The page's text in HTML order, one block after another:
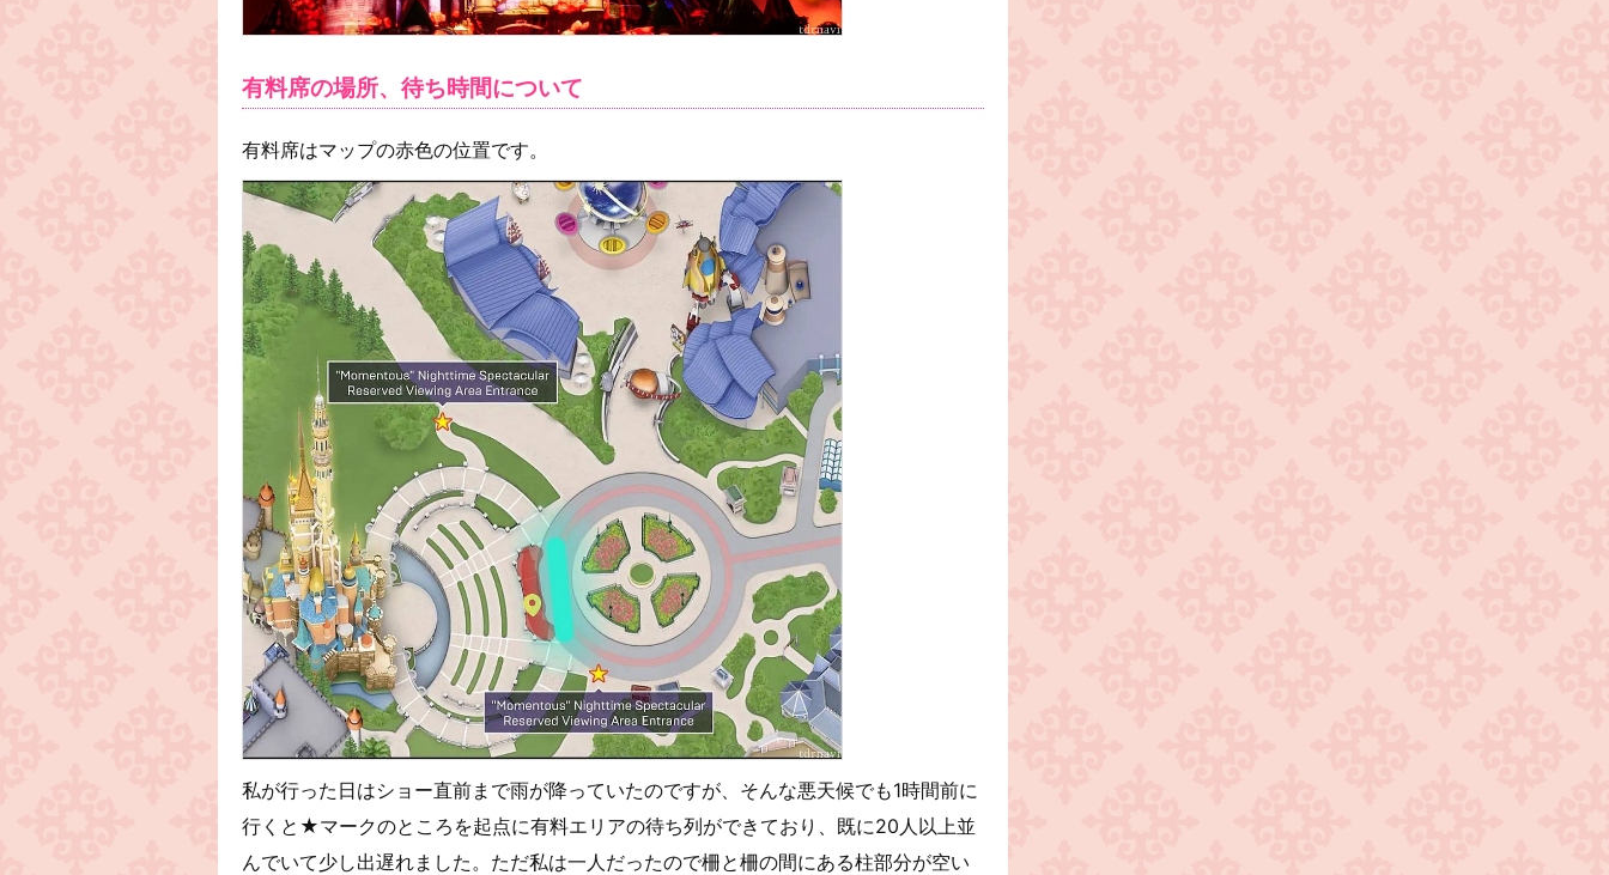
有料席の場所、待ち時間について
有料席はマップの赤色の位置です。
私が行った日はショー直前まで雨が降っていたのですが、そんな悪天候でも1時間前に
行くと★マークのところを起点に有料エリアの待ち列ができており、既に20人以上並
んでいて少し出遅れました。ただ私は一人だったので柵と柵の間にある柱部分が空い